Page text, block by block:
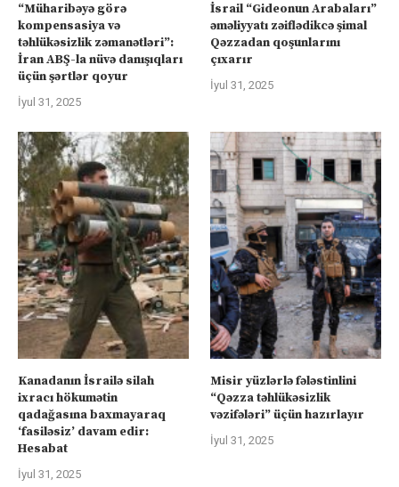
“Müharibəyə görə
kompensasiya və
təhlükəsizlik zəmanətləri”:
İran ABŞ-la nüvə danışıqları
üçün şərtlər qoyur
İyul 31, 2025
İsrail “Gideonun Arabaları”
əməliyyatı zəiflədikcə şimal
Qəzzadan qoşunlarını
çıxarır
İyul 31, 2025
Kanadanın İsrailə silah
ixracı hökumətin
qadağasına baxmayaraq
‘fasiləsiz’ davam edir:
Hesabat
İyul 31, 2025
Misir yüzlərlə fələstinlini
“Qəzza təhlükəsizlik
vəzifələri” üçün hazırlayır
İyul 31, 2025